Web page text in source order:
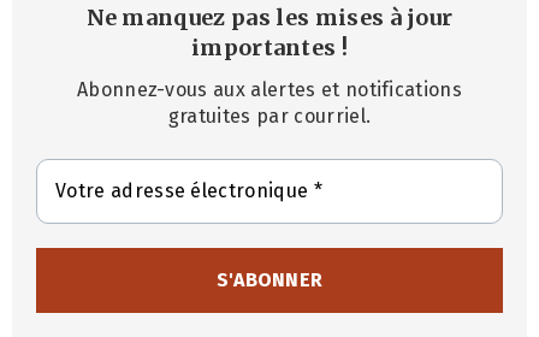
Ne manquez pas les mises à jour
importantes !
Abonnez-vous aux alertes et notifications
gratuites par courriel.